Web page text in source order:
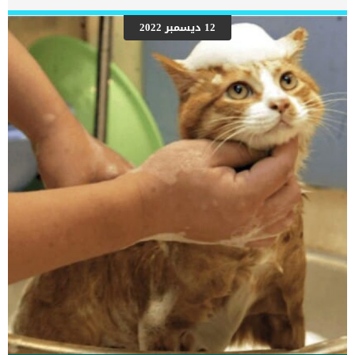
التسمم بالتفصيل كما تتعرض القطط أيضًا لمستويات سامة من أول أكسيد
الكربون عندما تكون محاصرة في مبنى يتعرض للحريق. مع الاسف سيؤدي
التعرض المطول لأول أكسيد الكربون إلى نقص الأكسجة في الدم والموت
في النهاية. علامات التسمم بأول اكسيد الكربون عند القطط اعتمادًا على
تركيز ومدة التعرض لأول أكسيد الكربون ، قد تكون الأعراض حادة
أوطفيفة النعاس الجلد الأحمر ضعف خمول دوخة النوبات حركات غير
منسقة صعوبة في التنفس الإجهاض في الحيوانات الحامل اكتئاب فقدان
السمع غيبوبة موت اقرا ايضا: […]
12 ديسمبر 2022